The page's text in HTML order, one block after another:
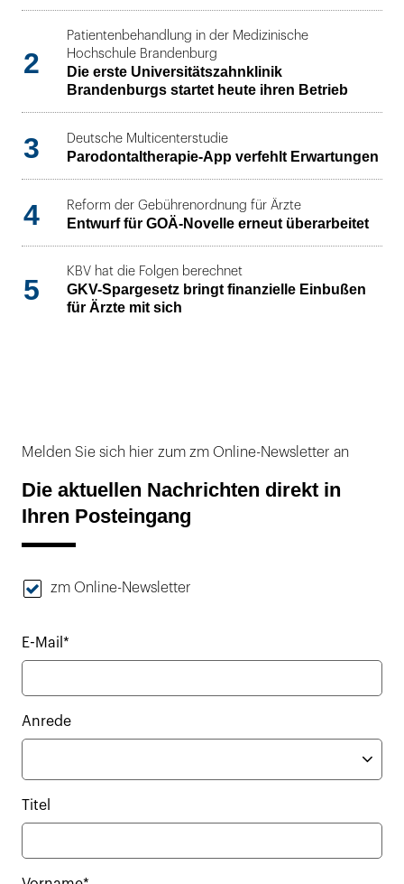
2
Patientenbehandlung in der Medizinische
Hochschule Brandenburg
Die erste Universitätszahnklinik
Brandenburgs startet heute ihren Betrieb
3 Deutsche Multicenterstudie
Parodontaltherapie-App verfehlt Erwartungen
4 Reform der Gebührenordnung für Ärzte
Entwurf für GOÄ-Novelle erneut überarbeitet
5
KBV hat die Folgen berechnet
GKV-Spargesetz bringt finanzielle Einbußen
für Ärzte mit sich
Melden Sie sich hier zum zm Online-Newsletter an
Die aktuellen Nachrichten direkt in
Ihren Posteingang
zm Online-Newsletter
E-Mail*
Anrede
Titel